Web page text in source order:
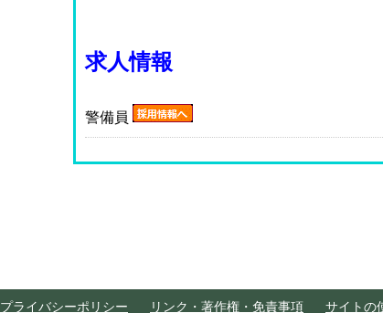
求人情報
警備員
プライバシーポリシー リンク・著作権・免責事項 サイトの